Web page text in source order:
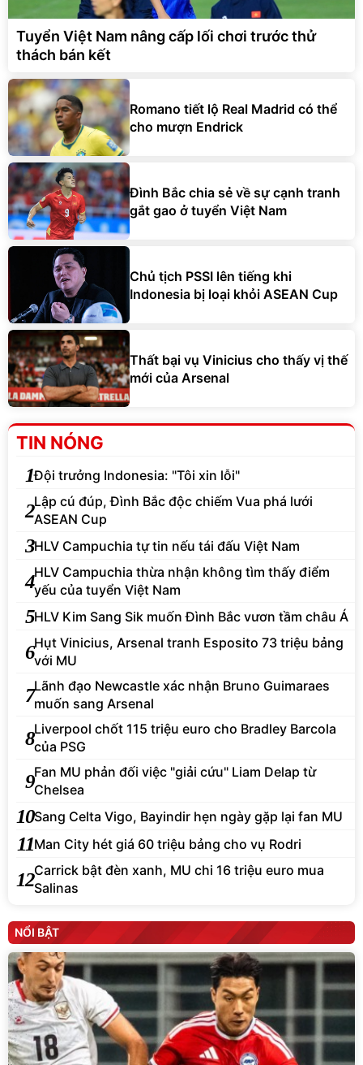
Tuyển Việt Nam nâng cấp lối chơi trước thử
thách bán kết
Romano tiết lộ Real Madrid có thể
cho mượn Endrick
Đình Bắc chia sẻ về sự cạnh tranh
gắt gao ở tuyển Việt Nam
Chủ tịch PSSI lên tiếng khi
Indonesia bị loại khỏi ASEAN Cup
Thất bại vụ Vinicius cho thấy vị thế
mới của Arsenal
TIN NÓNG
1Đội trưởng Indonesia: "Tôi xin lỗi"
2Lập cú đúp, Đình Bắc độc chiếm Vua phá lưới
ASEAN Cup
3HLV Campuchia tự tin nếu tái đấu Việt Nam
4HLV Campuchia thừa nhận không tìm thấy điểm
yếu của tuyển Việt Nam
5HLV Kim Sang Sik muốn Đình Bắc vươn tầm châu Á
6Hụt Vinicius, Arsenal tranh Esposito 73 triệu bảng
với MU
7Lãnh đạo Newcastle xác nhận Bruno Guimaraes
muốn sang Arsenal
8Liverpool chốt 115 triệu euro cho Bradley Barcola
của PSG
9Fan MU phản đối việc "giải cứu" Liam Delap từ
Chelsea
10Sang Celta Vigo, Bayindir hẹn ngày gặp lại fan MU
11Man City hét giá 60 triệu bảng cho vụ Rodri
12Carrick bật đèn xanh, MU chi 16 triệu euro mua
Salinas
NỔI BẬT